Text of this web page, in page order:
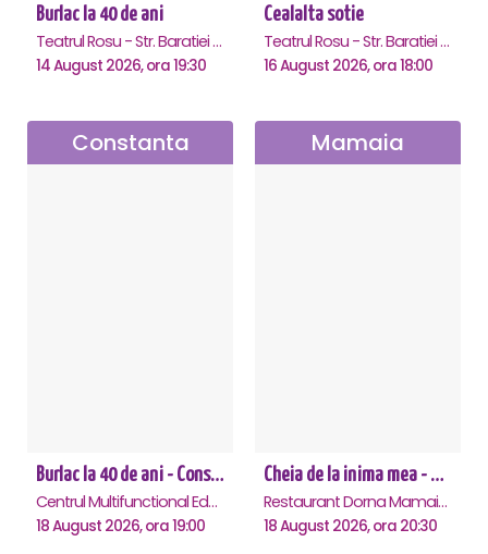
Burlac la 40 de ani
Teatrul Rosu - Str. Baratiei 31, Bucuresti
14 August 2026, ora 19:30
Cealalta sotie
Teatrul Rosu - Str. Baratiei 31, Bucuresti
16 August 2026, ora 18:00
Constanta
Burlac la 40 de ani - Constanta
Centrul Multifunctional Educativ pentru Tineret Jean Constantin, Constanta
18 August 2026, ora 19:00
Mamaia
Cheia de la inima mea - Mamaia
Restaurant Dorna Mamaia, Mamaia
18 August 2026, ora 20:30